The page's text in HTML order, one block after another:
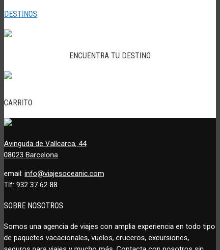
DESTINOS
ENCUENTRA TU DESTINO
CARRITO
Avinguda de Vallcarca, 44
08023 Barcelona
email: info@viajesoceanic.com
Tlf: 932 37 62 88
SOBRE NOSOTROS
Somos una agencia de viajes con amplia experiencia en todo tipo
de paquetes vacacionales, vuelos, cruceros, excursiones,